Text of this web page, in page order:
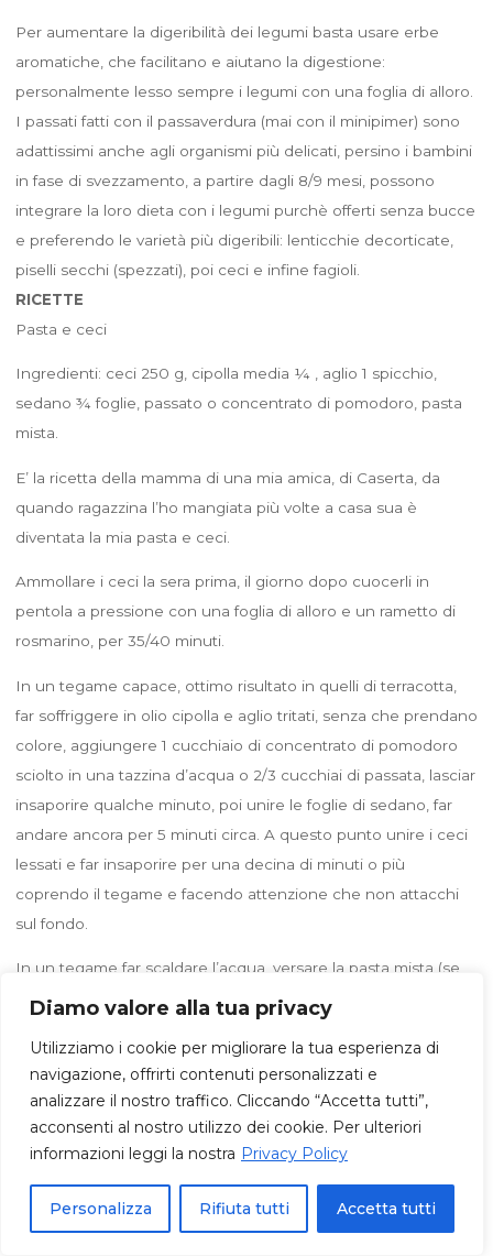
Diamo valore alla tua privacy
Utilizziamo i cookie per migliorare la tua esperienza di
navigazione, offrirti contenuti personalizzati e
analizzare il nostro traffico. Cliccando “Accetta tutti”,
acconsenti al nostro utilizzo dei cookie. Per ulteriori
informazioni leggi la nostra Privacy Policy
Personalizza Rifiuta tutti Accetta tutti
Per aumentare la digeribilità dei legumi basta usare erbe
aromatiche, che facilitano e aiutano la digestione:
personalmente lesso sempre i legumi con una foglia di alloro.
I passati fatti con il passaverdura (mai con il minipimer) sono
adattissimi anche agli organismi più delicati, persino i bambini
in fase di svezzamento, a partire dagli 8/9 mesi, possono
integrare la loro dieta con i legumi purchè offerti senza bucce
e preferendo le varietà più digeribili: lenticchie decorticate,
piselli secchi (spezzati), poi ceci e infine fagioli.
RICETTE
Pasta e ceci
Ingredienti: ceci 250 g, cipolla media ¼ , aglio 1 spicchio,
sedano ¾ foglie, passato o concentrato di pomodoro, pasta
mista.
E’ la ricetta della mamma di una mia amica, di Caserta, da
quando ragazzina l’ho mangiata più volte a casa sua è
diventata la mia pasta e ceci.
Ammollare i ceci la sera prima, il giorno dopo cuocerli in
pentola a pressione con una foglia di alloro e un rametto di
rosmarino, per 35/40 minuti.
In un tegame capace, ottimo risultato in quelli di terracotta,
far soffriggere in olio cipolla e aglio tritati, senza che prendano
colore, aggiungere 1 cucchiaio di concentrato di pomodoro
sciolto in una tazzina d’acqua o 2/3 cucchiai di passata, lasciar
insaporire qualche minuto, poi unire le foglie di sedano, far
andare ancora per 5 minuti circa. A questo punto unire i ceci
lessati e far insaporire per una decina di minuti o più
coprendo il tegame e facendo attenzione che non attacchi
sul fondo.
In un tegame far scaldare l’acqua, versare la pasta mista (se
non la trovate in commercio fatela unendo vari formati di
mani) unite tanta acqua quanta ne basterà per cuocere la
pasta e essere assorbita (meglio metterne poca e
una insieme di pasta e ceci in un sughetto denso e rossastro.
Ricetta classica di casa mia, tipica toscana.